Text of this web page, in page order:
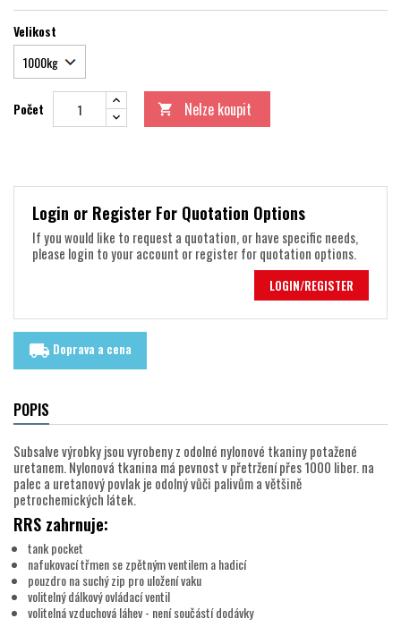
Velikost
Počet  Nelze koupit
Login or Register For Quotation Options
If you would like to request a quotation, or have specific needs,
please login to your account or register for quotation options.
LOGIN/REGISTER
local_shipping Doprava a cena
POPIS
Subsalve výrobky jsou vyrobeny z odolné nylonové tkaniny potažené
uretanem. Nylonová tkanina má pevnost v přetržení přes 1000 liber. na
palec a uretanový povlak je odolný vůči palivům a většině
petrochemických látek.
RRS zahrnuje:
tank pocket
nafukovací třmen se zpětným ventilem a hadicí
pouzdro na suchý zip pro uložení vaku
volitelný dálkový ovládací ventil
volitelná vzduchová láhev - není součástí dodávky